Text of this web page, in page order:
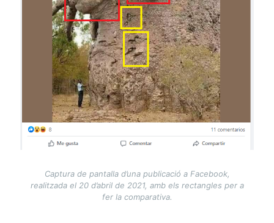
Captura de pantalla d’una publicació a Facebook,
realitzada el 20 d’abril de 2021, amb els rectangles per a
fer la comparativa.